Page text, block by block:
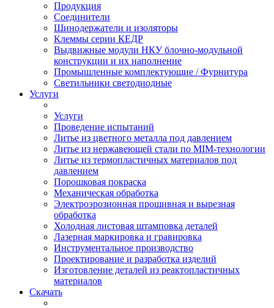
Продукция
Соединители
Шинодержатели и изоляторы
Клеммы серии КЕДР
Выдвижные модули НКУ блочно-модульной
конструкции и их наполнение
Промышленные комплектующие / Фурнитура
Светильники светодиодные
Услуги
Услуги
Проведение испытаний
Литье из цветного металла под давлением
Литье из нержавеющей стали по MIM-технологии
Литье из термопластичных материалов под
давлением
Порошковая покраска
Механическая обработка
Электроэрозионная прошивная и вырезная
обработка
Холодная листовая штамповка деталей
Лазерная маркировка и гравировка
Инструментальное производство
Проектирование и разработка изделий
Изготовление деталей из реактопластичных
материалов
Скачать